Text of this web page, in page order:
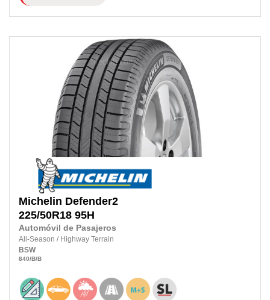
Michelin Defender2
225/50R18 95H
Automóvil de Pasajeros
All-Season / Highway Terrain
BSW
840/B/B